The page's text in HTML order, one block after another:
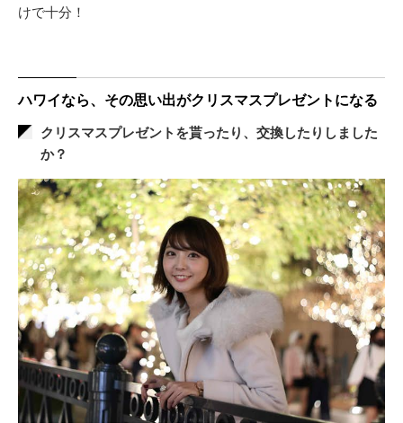
けで十分！
ハワイなら、その思い出がクリスマスプレゼントになる
クリスマスプレゼントを貰ったり、交換したりしました
か？